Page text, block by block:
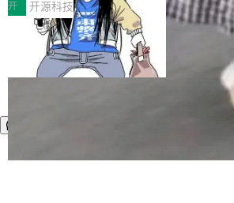
装完即用。 开源地址：Gitee · GitCode ·
b 安装 支持 Java 8+（8~26）、macOS /
x / Windows / Harmony PC。 # macOS /
x / Harmony PC curl -fsSL https://
程实践中，代码仓是企业核心知识资产的主
体。企业级代码仓库通常包含数十万乃至数
个文件，其规模远超单次模型调用可承载的上
文窗口。随着项目规模的持续扩张与代码历
不断累积，代码仓中的模块关系、接口契约
务逻辑等关键信息往往分散于数十乃至数百
件之中，形成高度复杂的知识关联网络。传
开 开源科技